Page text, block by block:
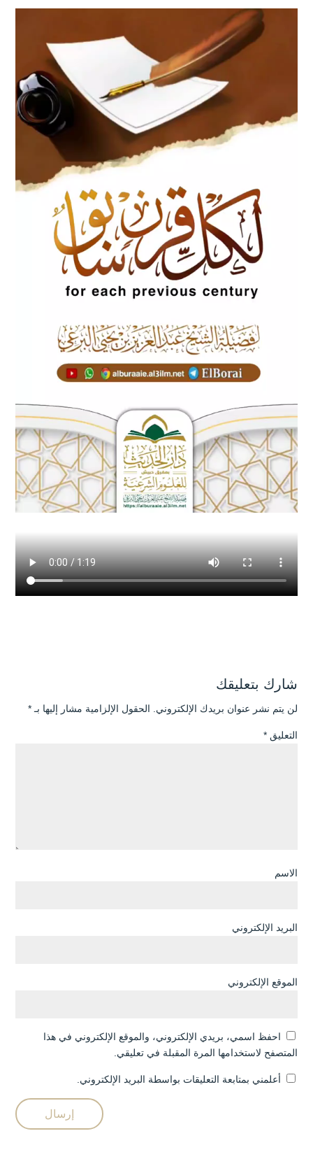
شارك بتعليقك
لن يتم نشر عنوان بريدك الإلكتروني. الحقول الإلزامية مشار إليها بـ *
التعليق *
الاسم
البريد الإلكتروني
الموقع الإلكتروني
احفظ اسمي، بريدي الإلكتروني، والموقع الإلكتروني في هذا
المتصفح لاستخدامها المرة المقبلة في تعليقي.
أعلمني بمتابعة التعليقات بواسطة البريد الإلكتروني.